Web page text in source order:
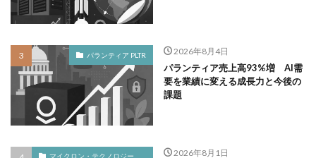
パランティア PLTR 2026年8月4日
パランティア売上高93%増 AI需
要を業績に変える成長力と今後の
課題
マイクロン・テクノロジー
2026年8月1日